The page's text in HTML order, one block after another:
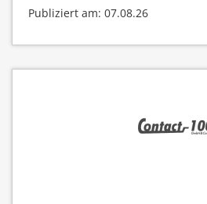
Publiziert am: 07.08.26